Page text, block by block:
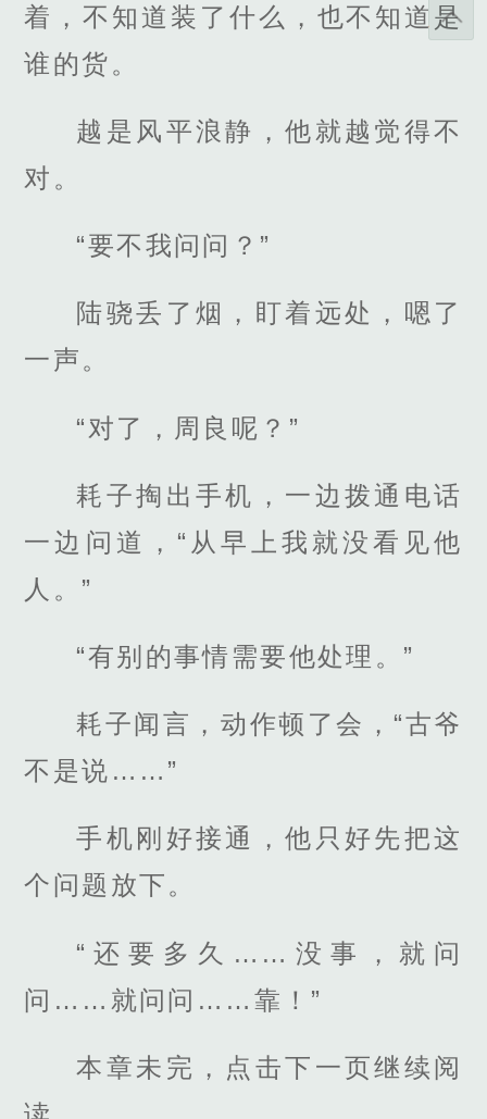
着，不知道装了什么，也不知道是
谁的货。
越是风平浪静，他就越觉得不
对。
“要不我问问？”
陆骁丢了烟，盯着远处，嗯了
一声。
“对了，周良呢？”
耗子掏出手机，一边拨通电话
一边问道，“从早上我就没看见他
人。”
“有别的事情需要他处理。”
耗子闻言，动作顿了会，“古爷
不是说……”
手机刚好接通，他只好先把这
个问题放下。
“还要多久……没事，就问
问……就问问……靠！”
本章未完，点击下一页继续阅